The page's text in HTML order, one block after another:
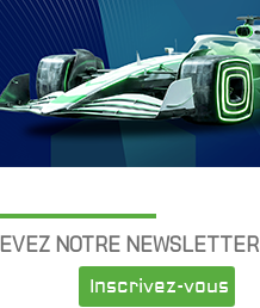
NOTRE NEWSLETTER
Inscrivez-vous